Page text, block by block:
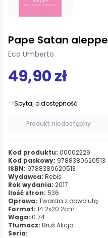
Pape Satan aleppe
Eco Umberto
49,90 zł
Spytaj o dostępność
Produkt niedostępny
Kod produktu: 00002229
Kod paskowy: 9788380620513
ISBN: 9788380620513
Wydawca: Rebis
Rok wydania: 2017
Ilość stron: 536
Oprawa: Twarda z obwolutą
Format: 14.2x20.2cm
Waga: 0.74
Tłumacz: Bruś Alicja
Seria: